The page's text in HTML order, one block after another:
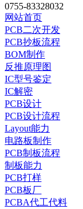
0755-83328032
网站首页
PCB二次开发
PCB抄板流程
BOM制作
反推原理图
IC型号鉴定
IC解密
PCB设计
PCB设计流程
Layout能力
电路板制作
PCB制板流程
制板能力
PCB打样
PCB板厂
PCBA代工代料